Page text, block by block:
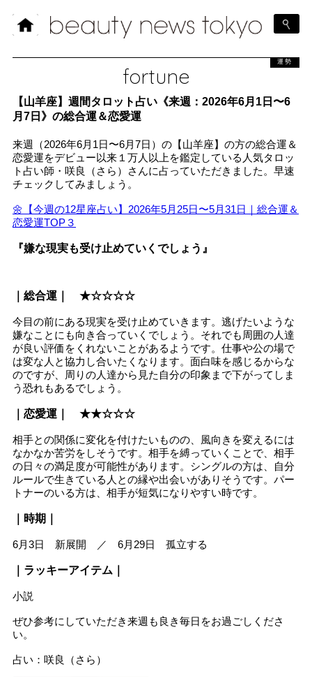
fortune
運勢
【山羊座】週間タロット占い《来週：2026年6月1日〜6
月7日》の総合運＆恋愛運
来週（2026年6月1日〜6月7日）の【山羊座】の方の総合運＆
恋愛運をデビュー以来１万人以上を鑑定している人気タロッ
ト占い師・咲良（さら）さんに占っていただきました。早速
チェックしてみましょう。
🌼【今週の12星座占い】2026年5月25日〜5月31日｜総合運＆
恋愛運TOP３
『嫌な現実も受け止めていくでしょう』
｜総合運｜ ★☆☆☆☆
今目の前にある現実を受け止めていきます。逃げたいような
嫌なことにも向き合っていくでしょう。それでも周囲の人達
が良い評価をくれないことがあるようです。仕事や公の場で
は変な人と協力し合いたくなります。面白味を感じるからな
のですが、周りの人達から見た自分の印象まで下がってしま
う恐れもあるでしょう。
｜恋愛運｜ ★★☆☆☆
相手との関係に変化を付けたいものの、風向きを変えるには
なかなか苦労をしそうです。相手を縛っていくことで、相手
の日々の満足度が可能性があります。シングルの方は、自分
ルールで生きている人との縁や出会いがありそうです。パー
トナーのいる方は、相手が短気になりやすい時です。
｜時期｜
6月3日 新展開 ／ 6月29日 孤立する
｜ラッキーアイテム｜
小説
ぜひ参考にしていただき来週も良き毎日をお過ごしくださ
い。
占い：咲良（さら）